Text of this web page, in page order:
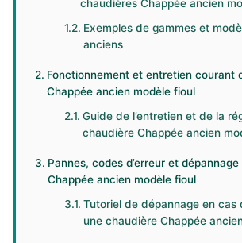
chaudières Chappée ancien
Exemples de gammes et
anciens
Fonctionnement et entretien courant
Chappée ancien modèle fioul
Guide de l’entretien et de la
chaudière Chappée ancien
Pannes, codes d’erreur et dépannage
Chappée ancien modèle fioul
Tutoriel de dépannage en cas
une chaudière Chappée